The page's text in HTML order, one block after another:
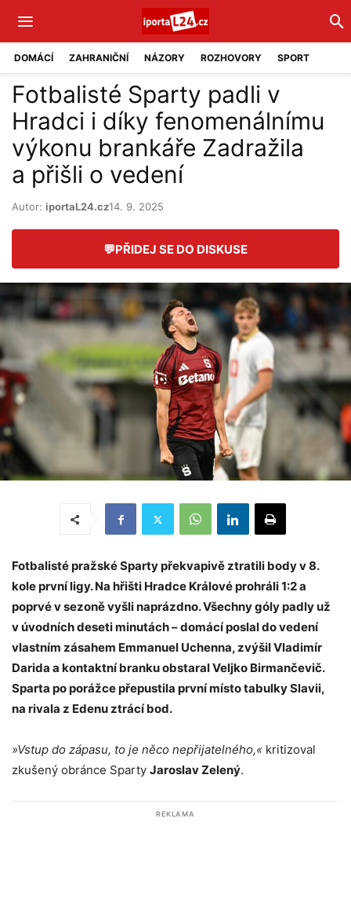
DOMÁCÍ ZAHRANIČNÍ NÁZORY ROZHOVORY SPORT
Fotbalisté Sparty padli v
Hradci i díky fenomenálnímu
výkonu brankáře Zadražila
a přišli o vedení
Autor: iportaL24.cz14. 9. 2025
💬PŘIDEJ SE DO DISKUSE
Fotbalisté pražské Sparty překvapivě ztratili body v 8.
kole první ligy. Na hřišti Hradce Králové prohráli 1:2 a
poprvé v sezoně vyšli naprázdno. Všechny góly padly už
v úvodních deseti minutách – domácí poslal do vedení
vlastním zásahem Emmanuel Uchenna, zvýšil Vladimír
Darida a kontaktní branku obstaral Veljko Birmančevič.
Sparta po porážce přepustila první místo tabulky Slavii,
na rivala z Edenu ztrácí bod.
»Vstup do zápasu, to je něco nepřijatelného,« kritizoval
zkušený obránce Sparty Jaroslav Zelený.
REKLAMA